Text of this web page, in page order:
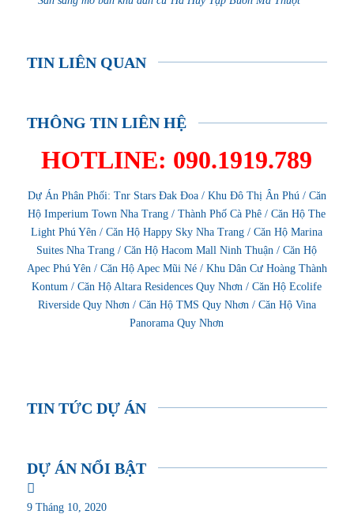
TIN LIÊN QUAN
THÔNG TIN LIÊN HỆ
HOTLINE: 090.1919.789
Dự Án Phân Phối: Tnr Stars Đak Đoa/ Khu Đô Thị Ân Phú / Căn
Hộ Imperium Town Nha Trang /Thành Phố Cà Phê /Căn Hộ The
Light Phú Yên /Căn Hộ Happy Sky Nha Trang /Căn Hộ Marina
Suites Nha Trang /Căn Hộ Hacom Mall Ninh Thuận /Căn Hộ
Apec Phú Yên / Căn Hộ Apec Mũi Né/ Khu Dân Cư Hoàng Thành
Kontum /Căn Hộ Altara Residences Quy Nhơn /Căn Hộ Ecolife
Riverside Quy Nhơn / Căn Hộ TMS Quy Nhơn / Căn Hộ Vina
Panorama Quy Nhơn
TIN TỨC DỰ ÁN
DỰ ÁN NỔI BẬT
9 Tháng 10, 2020